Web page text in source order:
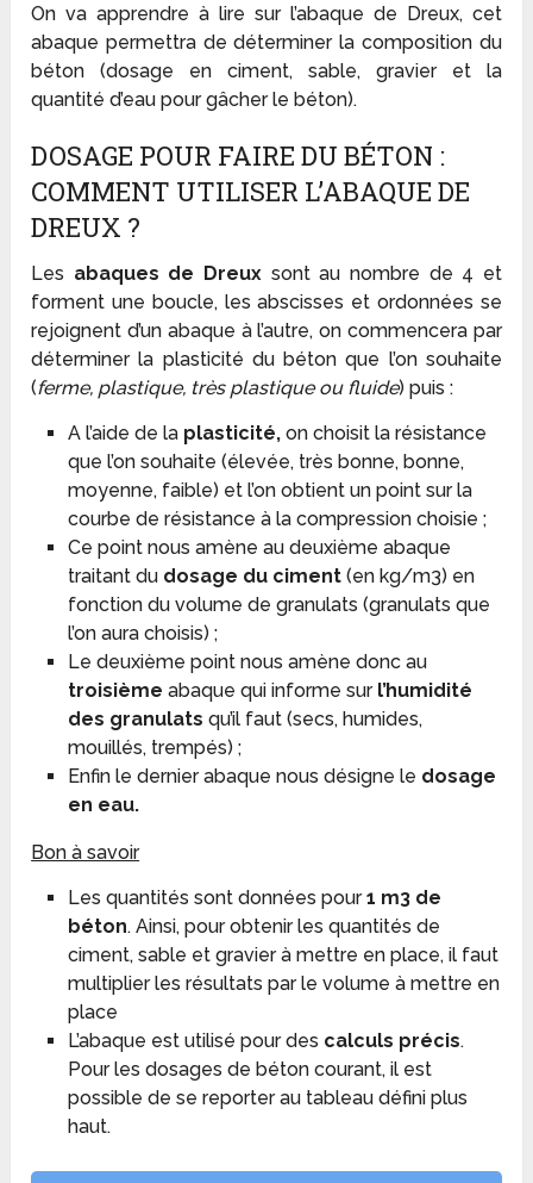
On va apprendre à lire sur l’abaque de Dreux, cet
abaque permettra de déterminer la composition du
béton (dosage en ciment, sable, gravier et la
quantité d’eau pour gâcher le béton).
DOSAGE POUR FAIRE DU BÉTON :
COMMENT UTILISER L’ABAQUE DE
DREUX ?
Les abaques de Dreux sont au nombre de 4 et
forment une boucle, les abscisses et ordonnées se
rejoignent d’un abaque à l’autre, on commencera par
déterminer la plasticité du béton que l’on souhaite
(ferme, plastique, très plastique ou fluide) puis :
A l’aide de la plasticité,on choisit la résistance
que l’on souhaite (élevée, très bonne, bonne,
moyenne, faible) et l’on obtient un point sur la
courbe de résistance à la compression choisie ;
Ce point nous amène au deuxième abaque
traitant du dosage du ciment(en kg/m3) en
fonction du volume de granulats (granulats que
l’on aura choisis) ;
Le deuxième point nous amène donc au
troisième abaque qui informe surl’humidité
des granulats qu’il faut (secs, humides,
mouillés, trempés) ;
Enfin le dernier abaque nous désigne le dosage
en eau.
Bon à savoir
Les quantités sont données pour1 m3de
béton. Ainsi, pour obtenir les quantités de
ciment, sable et gravier à mettre en place, il faut
multiplier les résultats par le volume à mettre en
place
L’abaque est utilisé pour des calculs précis.
Pour les dosages de béton courant, il est
possible de se reporter au tableau défini plus
haut.